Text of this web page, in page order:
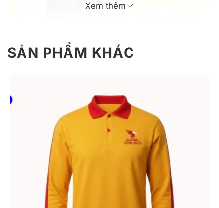
Mẫu áo polo đồng phục tay ngắn màu cam năng động
Giới Thiệu Đồng Phục Công Ty 10 Áo
Polo Tay Ngắn
Áo polo đồng phục mã 10 được thiết kế theo form polo
truyền thống, dễ mặc và phù hợp với nhiều vóc dáng.
Kiểu dáng đơn giản nhưng có điểm nhấn màu sắc rõ
ràng, giúp doanh nghiệp xây dựng hình ảnh đồng bộ
Xem thêm
SẢN PHẨM KHÁC